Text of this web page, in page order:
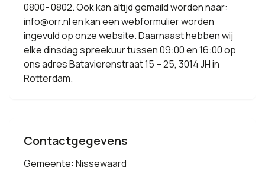
0800- 0802. Ook kan altijd gemaild worden naar:
info@orr.nl en kan een webformulier worden
ingevuld op onze website. Daarnaast hebben wij
elke dinsdag spreekuur tussen 09:00 en 16:00 op
ons adres Batavierenstraat 15 – 25, 3014 JH in
Rotterdam.
Contactgegevens
Gemeente: Nissewaard